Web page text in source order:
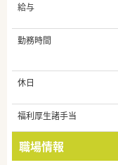
給与
勤務時間
休日
福利厚生諸手当
職場情報